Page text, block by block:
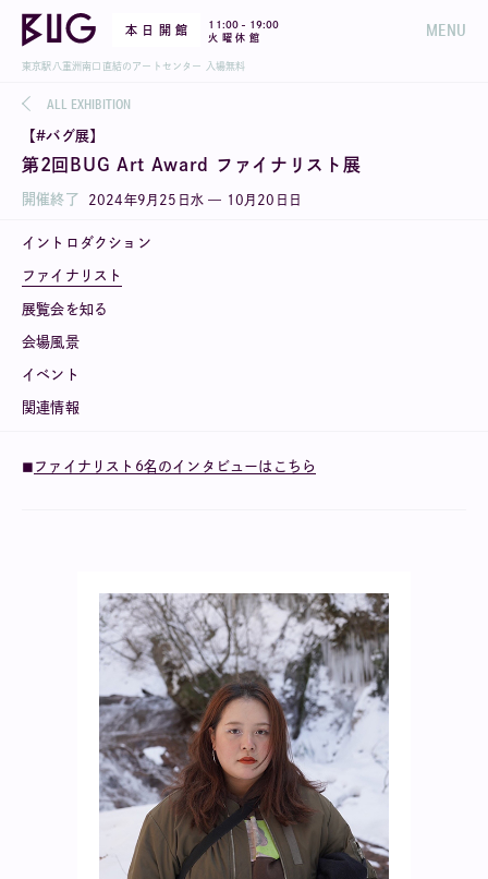
本 日 開 館 11:00 - 19:00
火 曜 休 館
MENU
東京駅八重洲南口直結のアートセンター 入場無料
ALL EXHIBITION
【#バグ展】
第2回BUG Art Award ファイナリスト展
開催終了 2024年9 月 25 日 水— 10 月 20 日 日
イントロダクション
ファイナリスト
展覧会を知る
会場風景
イベント
関連情報
◼︎ ファイナリスト6名のインタビューはこちら